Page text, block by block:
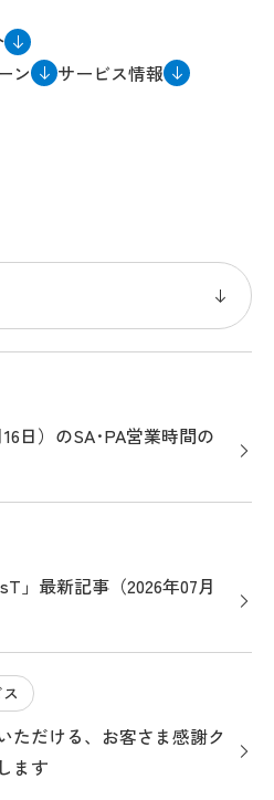
ン
サービス情報
日）のSA･PA営業時間の
」最新記事（2026年07月
ただける、お客さま感謝ク
ます